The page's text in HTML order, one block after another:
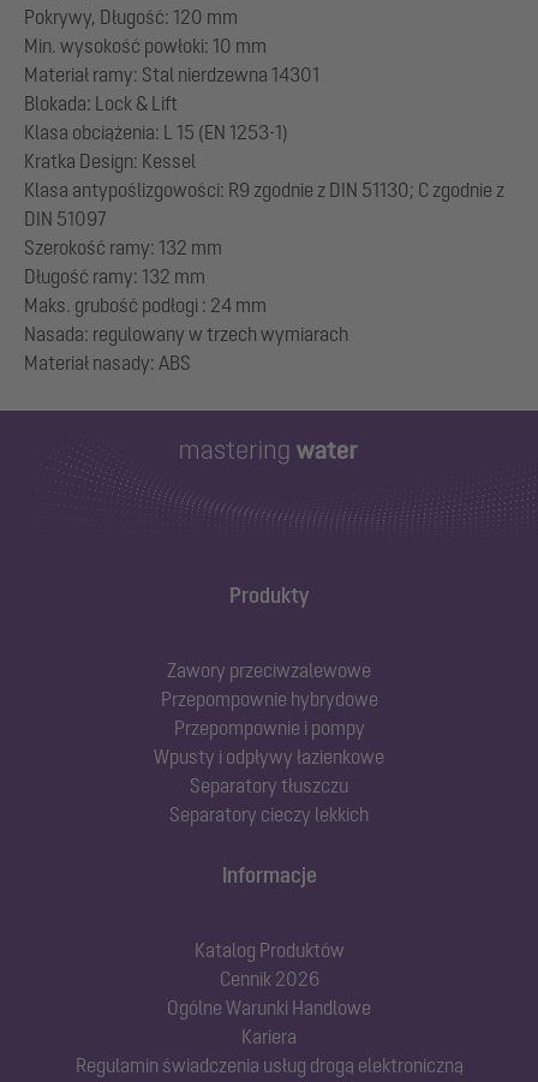
Pokrywy, Długość: 120 mm
Min. wysokość powłoki: 10 mm
Materiał ramy: Stal nierdzewna 14301
Blokada: Lock & Lift
Klasa obciążenia: L 15 (EN 1253-1)
Kratka Design: Kessel
Klasa antypoślizgowości: R9 zgodnie z DIN 51130; C zgodnie z
DIN 51097
Szerokość ramy: 132 mm
Długość ramy: 132 mm
Maks. grubość podłogi : 24 mm
Nasada: regulowany w trzech wymiarach
Produkty
Zawory przeciwzalewowe
Przepompownie hybrydowe
Przepompownie i pompy
Wpusty i odpływy łazienkowe
Separatory tłuszczu
Separatory cieczy lekkich
Informacje
Katalog Produktów
Cennik 2026
Ogólne Warunki Handlowe
Kariera
Regulamin świadczenia usług drogą elektroniczną